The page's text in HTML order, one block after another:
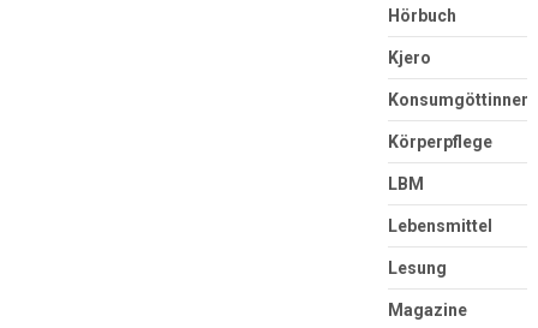
Hörbuch
Kjero
Konsumgöttinnen
Körperpflege
LBM
Lebensmittel
Lesung
Magazine